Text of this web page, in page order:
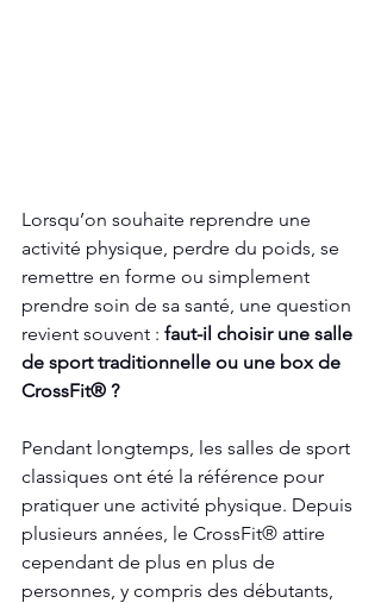
Lorsqu’on souhaite reprendre une
activité physique, perdre du poids, se
remettre en forme ou simplement
prendre soin de sa santé, une question
revient souvent : faut-il choisir une salle
de sport traditionnelle ou une box de
CrossFit® ?
Pendant longtemps, les salles de sport
classiques ont été la référence pour
pratiquer une activité physique. Depuis
plusieurs années, le CrossFit® attire
cependant de plus en plus de
personnes, y compris des débutants,